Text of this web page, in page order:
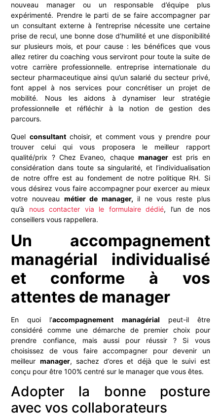
nouveau manager ou un responsable d’équipe plus
expérimenté. Prendre le parti de se faire accompagner par
un consultant externe à l’entreprise nécessite une certaine
prise de recul, une bonne dose d’humilité et une disponibilité
sur plusieurs mois, et pour cause : les bénéfices que vous
allez retirer du coaching vous serviront pour toute la suite de
votre carrière professionnelle. entreprise internationale du
secteur pharmaceutique ainsi qu’un salarié du secteur privé,
font appel à nos services pour concrétiser un projet de
mobilité. Nous les aidons à dynamiser leur stratégie
professionnelle et réfléchir à la notion de gestion des
parcours.
Quel consultantchoisir, et comment vous y prendre pour
trouver celui qui vous proposera le meilleur rapport
qualité/prix ? Chez Evaneo, chaque managerest pris en
considération dans toute sa singularité, et l’individualisation
de notre offre est au fondement de notre politique RH. Si
vous désirez vous faire accompagner pour exercer au mieux
votre nouveau métier de manager, il ne vous reste plus
qu’à nous contacter via le formulaire dédié, l’un de nos
conseillers vous rappellera.
Un accompagnement
managérial individualisé
et conforme à vos
attentes de manager
En quoi l’accompagnement managérial peut-il être
considéré comme une démarche de premier choix pour
prendre confiance, mais aussi pour réussir ? Si vous
choisissez de vous faire accompagner pour devenir un
meilleur manager, sachez d’ores et déjà que le suivi est
conçu pour être 100% centré sur le manager que vous êtes.
Adopter la bonne posture
avec vos collaborateurs